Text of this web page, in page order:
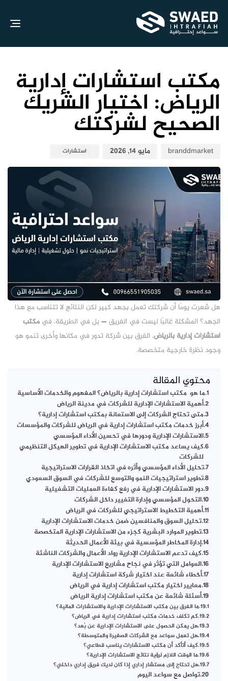
مكتب استشارات إدارية
الرياض: اختيار الشريك
الصحيح لشركتك
branddmarket مايو 14, 2026 استشارات
هل شعرت يومًا أن شركتك تعمل بجهد كبير لكن النتائج لا تتناسب مع هذا
الجهد؟ المشكلة غالبًا ليست في الفريق — بل في الطريقة. في مكتب
استشارات إدارية بالرياض، الفرق بين شركة تدور في مكانها وأخرى تنمو هو
وجود نظرة خارجية متخصصة.
محتوي المقالة
ما هو مكتب استشارات إدارية بالرياض؟ المفهوم والخدمات الأساسية
أهمية الاستشارات الإدارية للشركات في مدينة الرياض
متى تحتاج الشركات إلى الاستعانة بمكتب استشارات إدارية؟
أبرز خدمات مكتب استشارات إدارية في الرياض للشركات والمؤسسات
الاستشارات الإدارية ودورها في تحسين الأداء المؤسسي
كيف يساعد مكتب الاستشارات الإدارية في تطوير الهيكل التنظيمي
للشركات
تحليل الأداء المؤسسي وأثره في اتخاذ القرارات الاستراتيجية
تطوير استراتيجيات النمو والتوسع للشركات في السوق السعودي
دور الاستشارات الإدارية في رفع كفاءة العمليات التشغيلية
التحول المؤسسي وإدارة التغيير داخل الشركات
أهمية التخطيط الاستراتيجي للشركات في الرياض
تحليل السوق والمنافسين ضمن خدمات الاستشارات الإدارية
تطوير الموارد البشرية كجزء من الاستشارات الإدارية المتخصصة
إدارة المخاطر المؤسسية في بيئة الأعمال الحديثة
كيف تدعم الاستشارات الإدارية رواد الأعمال والشركات الناشئة
العوامل التي تؤثر في نجاح مشاريع الاستشارات الإدارية
أخطاء شائعة عند اختيار شركة استشارات إدارية
معايير اختيار مكتب استشارات إدارية في الرياض
أسئلة شائعة عن مكتب استشارات إدارية الرياض
ما الفرق بين مكتب الاستشارات الإدارية والاستشارات المالية؟
كم تكلف خدمات مكتب استشارات إدارية في الرياض؟
هل يمكن الحصول على الاستشارات الإدارية عن بُعد؟
هل تعمل سواعد مع الشركات الصغيرة والمتوسطة؟
كيف أتأكد أن مكتب الاستشارات يناسب قطاعي؟
ما الوقت اللازم لرؤية نتائج الاستشارات الإدارية؟
هل تحتاج إلى مستشار إداري إذا كان لديك فريق إداري داخلي؟
تواصل مع سواعد اليوم